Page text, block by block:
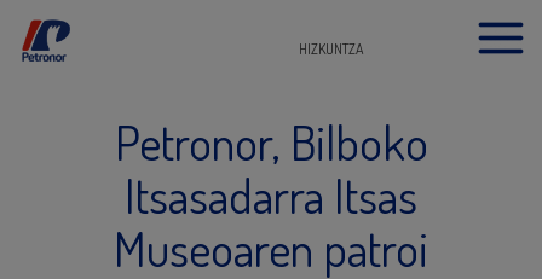
HIZKUNTZA
Petronor, Bilboko
Itsasadarra Itsas
Museoaren patroi